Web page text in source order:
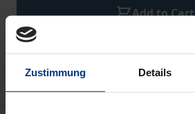
Zustimmung Details
Add to Cart
Add to Wish List
Delivery cost notice